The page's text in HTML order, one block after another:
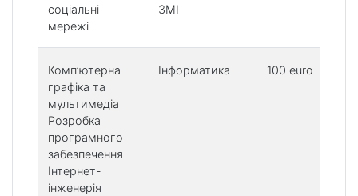
соціальні
мережі
ЗМІ
Комп’ютерна
графіка та
мультимедіа
Розробка
програмного
забезпечення
Інтернет-
інженерія
Інформатика 100 euro